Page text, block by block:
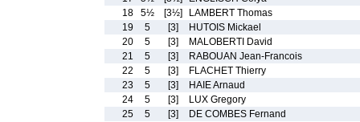
18
5½ [3½]
LAMBERT Thomas
19
5 [3]
HUTOIS Mickael
20
5 [3]
MALOBERTI David
21
5 [3]
RABOUAN Jean-Francois
22
5 [3]
FLACHET Thierry
23
5 [3]
HAIE Arnaud
24
5 [3]
LUX Gregory
25
5 [3]
DE COMBES Fernand